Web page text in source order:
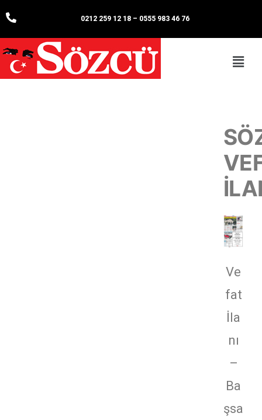
0212 259 12 18– 0555 983 46 76
Ve
fat
İla
nı
–
Ba
şsa